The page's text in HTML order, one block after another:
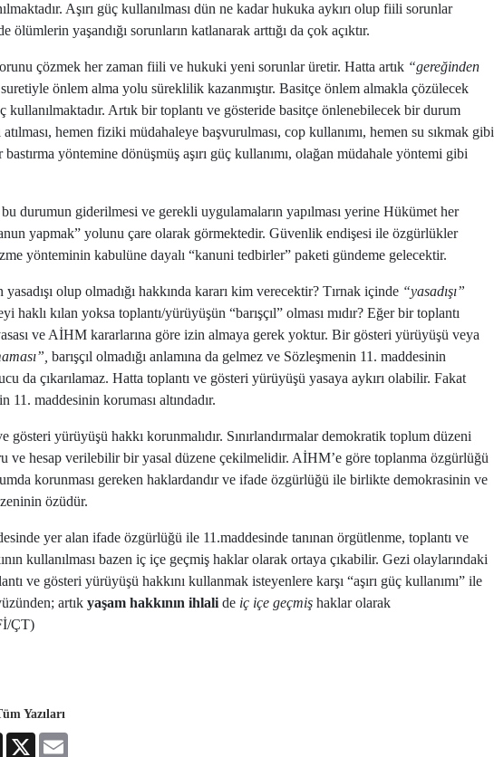
Aşırı güç kullanılması dün ne kadar hukuka aykırı olup fiili sorunlar
ölümlerin yaşandığı sorunların katlanarak arttığı da çok açıktır.
çözmek her zaman fiili ve hukuki yeni sorunlar üretir. Hatta artık “gereğinden
suretiyle önlem alma yolu süreklilik kazanmıştır. Basitçe önlem almakla çözülecek
kullanılmaktadır. Artık bir toplantı ve gösteride basitçe önlenebilecek bir durum
hemen fiziki müdahaleye başvurulması, cop kullanımı, hemen su sıkmak gibi
yöntemine dönüşmüş aşırı güç kullanımı, olağan müdahale yöntemi gibi
durumun giderilmesi ve gerekli uygulamaların yapılması yerine Hükümet her
yapmak” yolunu çare olarak görmektedir. Güvenlik endişesi ile özgürlükler
yönteminin kabulüne dayalı “kanuni tedbirler” paketi gündeme gelecektir.
olup olmadığı hakkında kararı kim verecektir? Tırnak içinde “yasadışı”
haklı kılan yoksa toplantı/yürüyüşün “barışçıl” olması mıdır? Eğer bir toplantı
ve AİHM kararlarına göre izin almaya gerek yoktur. Bir gösteri yürüyüşü veya
barışçıl olmadığı anlamına da gelmez ve Sözleşmenin 11. maddesinin
da çıkarılamaz. Hatta toplantı ve gösteri yürüyüşü yasaya aykırı olabilir. Fakat
11. maddesinin koruması altındadır.
gösteri yürüyüşü hakkı korunmalıdır. Sınırlandırmalar demokratik toplum düzeni
ve hesap verilebilir bir yasal düzene çekilmelidir. AİHM’e göre toplanma özgürlüğü
korunması gereken haklardandır ve ifade özgürlüğü ile birlikte demokrasinin ve
özüdür.
yer alan ifade özgürlüğü ile 11.maddesinde tanınan örgütlenme, toplantı ve
kullanılması bazen iç içe geçmiş haklar olarak ortaya çıkabilir. Gezi olaylarındaki
ve gösteri yürüyüşü hakkını kullanmak isteyenlere karşı “aşırı güç kullanımı” ile
artık yaşam hakkının ihlali de iç içe geçmiş haklar olarak
ÇT)
Yazıları
Threads
X